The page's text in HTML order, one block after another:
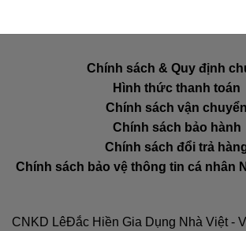
Chính sách & Quy định
Hình thức thanh toán
Chính sách vận chuyển
Chính sách bảo hành
Chính sách đổi trả
Chính sách bảo vệ thông tin cá nhân
CNKD LêĐắc Hiền Gia Dụng Nhà Việt -